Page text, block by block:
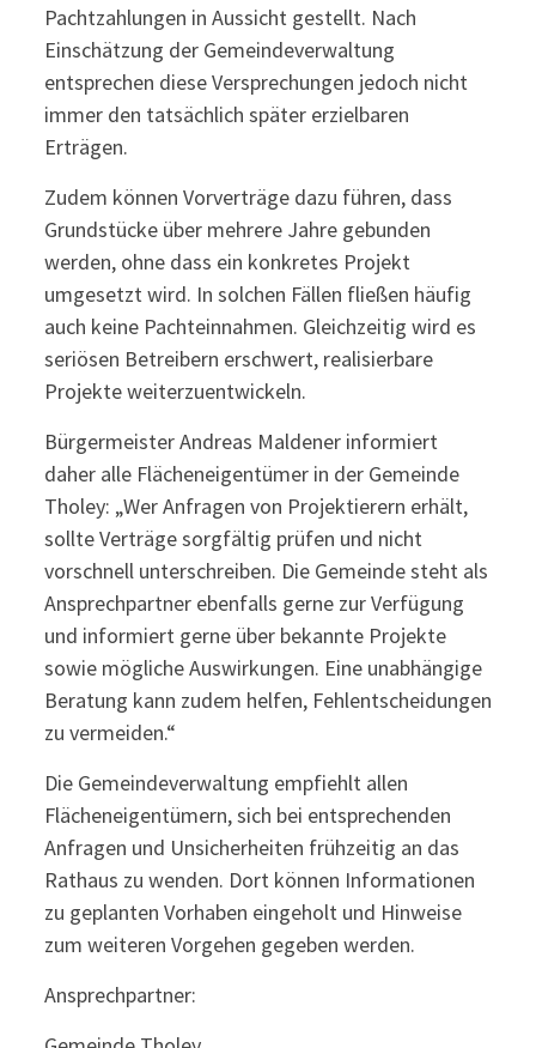
Pachtzahlungen in Aussicht gestellt. Nach
Einschätzung der Gemeindeverwaltung
entsprechen diese Versprechungen jedoch nicht
immer den tatsächlich später erzielbaren
Erträgen.
Zudem können Vorverträge dazu führen, dass
Grundstücke über mehrere Jahre gebunden
werden, ohne dass ein konkretes Projekt
umgesetzt wird. In solchen Fällen fließen häufig
auch keine Pachteinnahmen. Gleichzeitig wird es
seriösen Betreibern erschwert, realisierbare
Projekte weiterzuentwickeln.
Bürgermeister Andreas Maldener informiert
daher alle Flächeneigentümer in der Gemeinde
Tholey: „Wer Anfragen von Projektierern erhält,
sollte Verträge sorgfältig prüfen und nicht
vorschnell unterschreiben. Die Gemeinde steht als
Ansprechpartner ebenfalls gerne zur Verfügung
und informiert gerne über bekannte Projekte
sowie mögliche Auswirkungen. Eine unabhängige
Beratung kann zudem helfen, Fehlentscheidungen
zu vermeiden.“
Die Gemeindeverwaltung empfiehlt allen
Flächeneigentümern, sich bei entsprechenden
Anfragen und Unsicherheiten frühzeitig an das
Rathaus zu wenden. Dort können Informationen
zu geplanten Vorhaben eingeholt und Hinweise
zum weiteren Vorgehen gegeben werden.
Ansprechpartner: